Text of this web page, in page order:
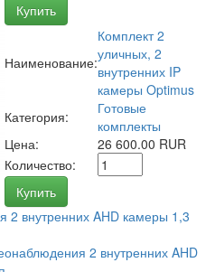
Купить
Наименование:
Комплект 2
уличных, 2
внутренних IP
камеры Optimus
Категория:
Готовые
комплекты
Цена:
26 600.00 RUR
Количество:
Купить
2 внутренних AHD